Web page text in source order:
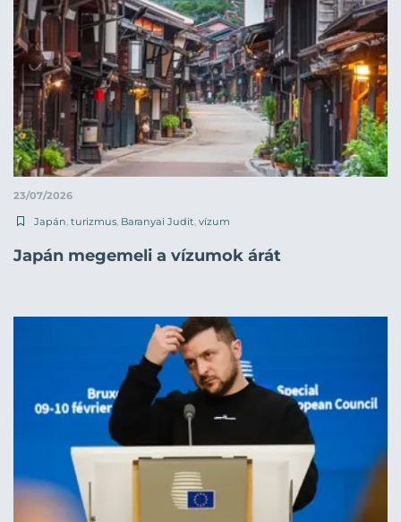
23/07/2026
Japán turizmus Baranyai Judit vízum
Japán megemeli a vízumok árát